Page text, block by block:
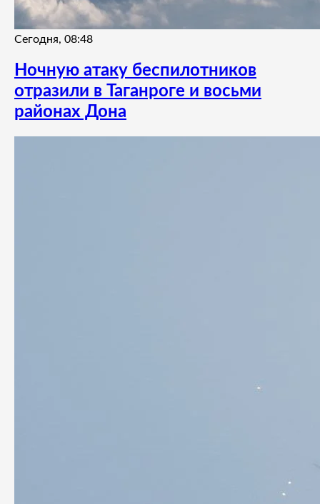
Сегодня, 08:48
Ночную атаку беспилотников
отразили в Таганроге и восьми
районах Дона